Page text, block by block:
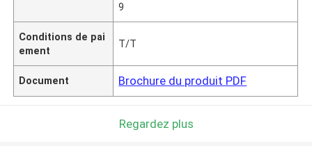
9
Conditions de pai
ement
T/T
Document Brochure du produit PDF
Regardez plus